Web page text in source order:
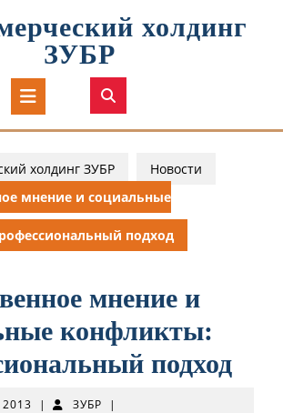
холдинг
ЗУБР
Кнопка
Открыть
холдинг ЗУБР
Новости
мнение и социальные
подход
мнение и
конфликты:
подход
10| ЗУБР ЗУБР
|